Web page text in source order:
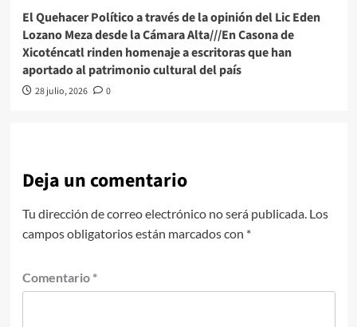
El Quehacer Político a través de la opinión del Lic Eden
Lozano Meza desde la Cámara Alta///En Casona de
Xicoténcatl rinden homenaje a escritoras que han
aportado al patrimonio cultural del país
28 julio, 2026 0
Deja un comentario
Tu dirección de correo electrónico no será publicada. Los
campos obligatorios están marcados con *
Comentario *